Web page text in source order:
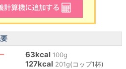
63kcal 100g
127kcal 201g(コップ1杯)